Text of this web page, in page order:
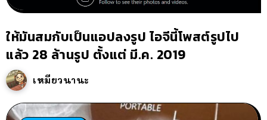
ให้มันสมกับเป็นแอปลงรูป ไอจีนี้โพสต์รูปไป
แล้ว 28 ล้านรูป ตั้งแต่ มี.ค. 2019
เหมียวนานะ